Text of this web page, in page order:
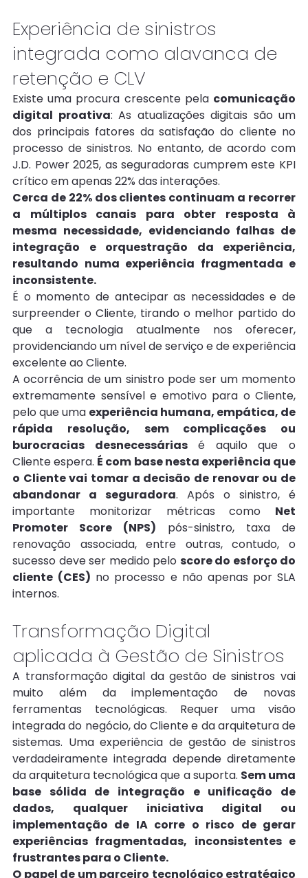
Experiência de sinistros
integrada como alavanca de
retenção e CLV
Existe uma procura crescente pela comunicação
digital proativa: As atualizações digitais são um
dos principais fatores da satisfação do cliente no
processo de sinistros. No entanto, de acordo com
J.D. Power 2025, as seguradoras cumprem este KPI
crítico em apenas 22% das interações.
Cerca de 22% dos clientes continuam a recorrer
a múltiplos canais para obter resposta à
mesma necessidade, evidenciando falhas de
integração e orquestração da experiência,
resultando numa experiência fragmentada e
inconsistente.
É o momento de antecipar as necessidades e de
surpreender o Cliente, tirando o melhor partido do
que a tecnologia atualmente nos oferecer,
providenciando um nível de serviço e de experiência
excelente ao Cliente.
A ocorrência de um sinistro pode ser um momento
extremamente sensível e emotivo para o Cliente,
pelo que uma experiência humana, empática, de
rápida resolução, sem complicações ou
burocracias desnecessárias é aquilo que o
Cliente espera. É com base nesta experiência que
o Cliente vai tomar a decisão de renovar ou de
abandonar a seguradora. Após o sinistro, é
importante monitorizar métricas como Net
Promoter Score (NPS) pós-sinistro, taxa de
renovação associada, entre outras, contudo, o
sucesso deve ser medido pelo score do esforço do
cliente (CES) no processo e não apenas por SLA
internos.
Transformação Digital
aplicada à Gestão de Sinistros
A transformação digital da gestão de sinistros vai
muito além da implementação de novas
ferramentas tecnológicas. Requer uma visão
integrada do negócio, do Cliente e da arquitetura de
sistemas. Uma experiência de gestão de sinistros
verdadeiramente integrada depende diretamente
da arquitetura tecnológica que a suporta. Sem uma
base sólida de integração e unificação de
dados, qualquer iniciativa digital ou
implementação de IA corre o risco de gerar
experiências fragmentadas, inconsistentes e
frustrantes para o Cliente.
O papel de um parceiro tecnológico estratégico